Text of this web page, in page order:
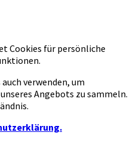
Cookies für persönliche
verwenden, um
Angebots zu sammeln.